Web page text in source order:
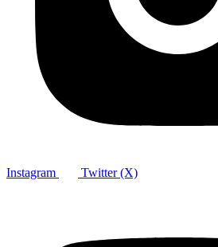
Instagram Twitter (X)